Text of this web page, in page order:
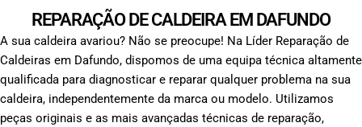
REPARAÇÃO DE CALDEIRA EM DAFUNDO
A sua caldeira avariou? Não se preocupe! Na Líder Reparação de
Caldeiras em Dafundo, dispomos de uma equipa técnica altamente
qualificada para diagnosticar e reparar qualquer problema na sua
caldeira, independentemente da marca ou modelo. Utilizamos
peças originais e as mais avançadas técnicas de reparação,